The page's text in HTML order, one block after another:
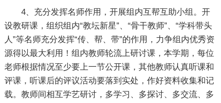
4、充分发挥名师作用，开展组内互帮互助小组。开
设教研课，组织组内“教坛新星”、“骨干教师”、“学科带头
人”等名师充分发挥“传、帮、带”的作用，力争组内优秀资
源得以最大利用！组内教师轮流上研讨课，本学期，每位
老师根据情况至少要上一节公开课，其他教师认真听课和
评课，听课后的评议活动要落到实处，作好资料收集和记
载。教师间相互学艺研讨，多学习、多探讨、多交流、多